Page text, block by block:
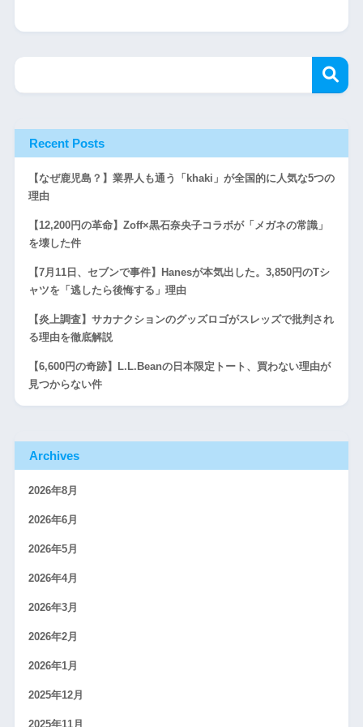
Recent Posts
【なぜ鹿児島？】業界人も通う「khaki」が全国的に人気な5つの
理由
【12,200円の革命】Zoff×黒石奈央子コラボが「メガネの常識」
を壊した件
【7月11日、セブンで事件】Hanesが本気出した。3,850円のTシ
ャツを「逃したら後悔する」理由
【炎上調査】サカナクションのグッズロゴがスレッズで批判され
る理由を徹底解説
【6,600円の奇跡】L.L.Beanの日本限定トート、買わない理由が
見つからない件
Archives
2026年8月
2026年6月
2026年5月
2026年4月
2026年3月
2026年2月
2026年1月
2025年12月
2025年11月